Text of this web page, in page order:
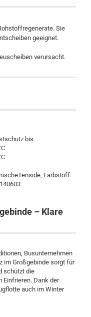
Sie
geeignet.
verursacht.
bis
Farbstoff.
– Klare
Busunternehmen
im Großgebinde sorgt für
schützt die
Einfrieren. Dank der
auch im Winter